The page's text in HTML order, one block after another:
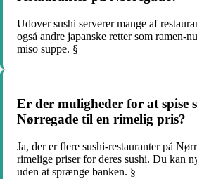
Udover sushi serverer mange af
også andre japanske retter som ramen-
miso suppe. §
Er der muligheder for at spise
Nørregade til en rimelig pris?
Ja, der er flere sushi-restauranter på
rimelige priser for deres sushi. Du kan
uden at sprænge banken. §